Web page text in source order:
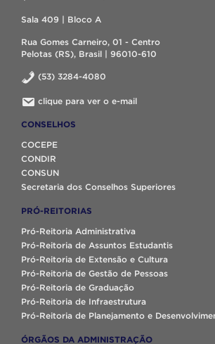
Sala 409 | Bloco A
Rua Gomes Carneiro, 01 - Centro
Pelotas (RS), Brasil | 96010-610
(53) 3284-4080
clique para ver o e-mail
CONSELHOS
COCEPE
CONDIR
CONSUN
Secretaria dos Conselhos Superiores
PRÓ-REITORIAS
Pró-Reitoria Administrativa
Pró-Reitoria de Assuntos Estudantis
Pró-Reitoria de Extensão e Cultura
Pró-Reitoria de Gestão de Pessoas
Pró-Reitoria de Graduação
Pró-Reitoria de Infraestrutura
Pró-Reitoria de Planejamento e
ÓRGÃOS DA ADMINISTRAÇÃO